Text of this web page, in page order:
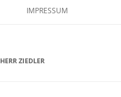
IMPRESSUM
HERR ZIEDLER